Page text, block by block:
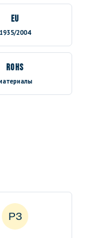
EU
1935/2004
RoHS
РЗ